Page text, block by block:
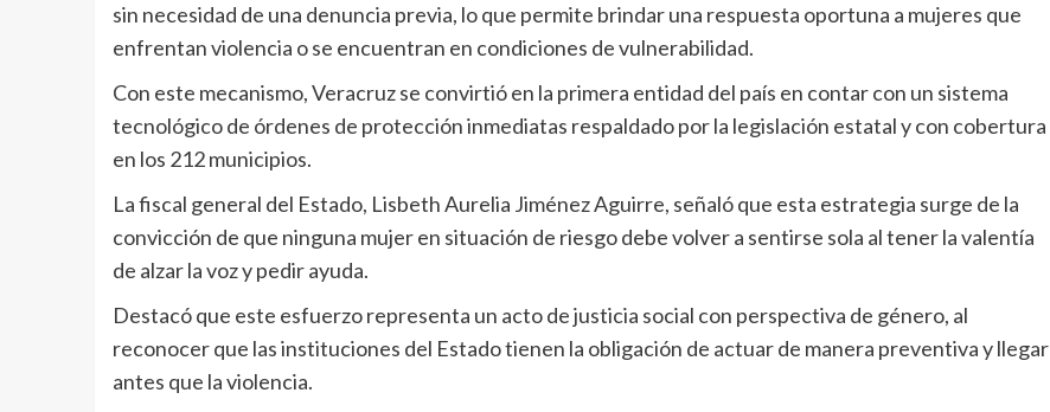
sin necesidad de una denuncia previa, lo que permite brindar una respuesta oportuna a mujeres que
enfrentan violencia o se encuentran en condiciones de vulnerabilidad.
Con este mecanismo, Veracruz se convirtió en la primera entidad del país en contar con un sistema
tecnológico de órdenes de protección inmediatas respaldado por la legislación estatal y con cobertura
en los 212 municipios.
La fiscal general del Estado, Lisbeth Aurelia Jiménez Aguirre, señaló que esta estrategia surge de la
convicción de que ninguna mujer en situación de riesgo debe volver a sentirse sola al tener la valentía
de alzar la voz y pedir ayuda.
Destacó que este esfuerzo representa un acto de justicia social con perspectiva de género, al
reconocer que las instituciones del Estado tienen la obligación de actuar de manera preventiva y llegar
antes que la violencia.